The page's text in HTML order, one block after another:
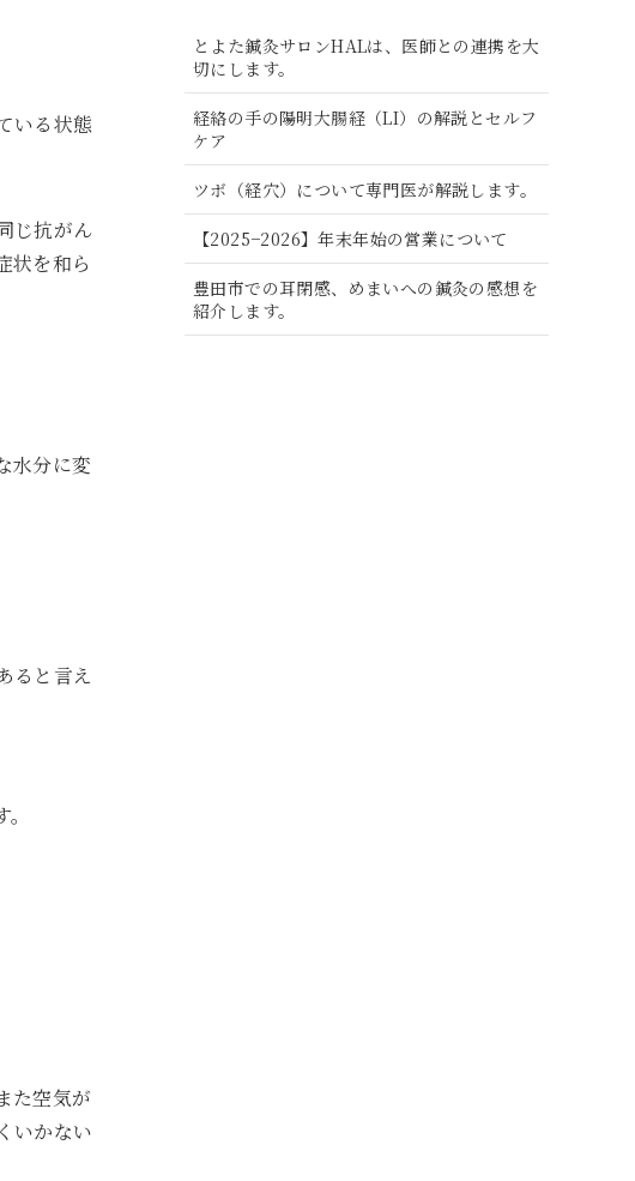
いる状態
じ抗がん
状を和ら
水分に変
ると言え
た空気が
いかない
とよた鍼灸サロンHALは、医師との連携を大
切にします。
経絡の手の陽明大腸経（LI）の解説とセルフ
ケア
ツボ（経穴）について専門医が解説します。
【2025−2026】年末年始の営業について
豊田市での耳閉感、めまいへの鍼灸の感想を
紹介します。